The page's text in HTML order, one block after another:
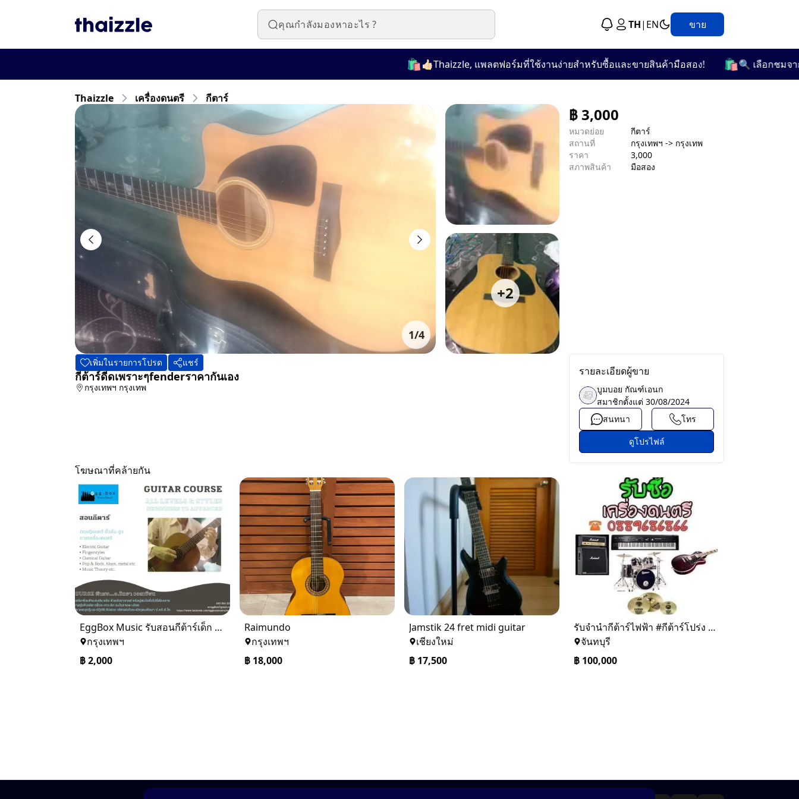
TH| EN ขาย
👍🏻Thaizzle, แพลตฟอร์มที่ใช้งานง่ายสำหรับซื้อและขายสินค้ามือสอง! 🛍️ 🔍 เลือกชมจากกว่า
Thaizzle เครื่องดนตรี กีตาร์
1/4
+2
฿3,000
หมวดย่อย
กีตาร์
สถานที่
กรุงเทพฯ -> กรุงเทพ
ราคา
3,000
สภาพสินค้า
มือสอง
เพิ่มในรายการโปรด แชร์
กีต้าร์ดีดเพราะๆfenderราคากันเอง
กรุงเทพฯ กรุงเทพ
รายละเอียดผู้ขาย
บูมบอย กัณฑ์เอนก
สมาชิกตั้งแต่ 30/08/2024
สนทนา
โทร
ดูโปรไฟล์
โฆษณาที่คล้ายกัน
EggBox Music รับสอนกีต้าร์เด็ก ผู้ใหญ่ วัยเกษียณ 085-056-2519
กรุงเทพฯ
฿2,000
Raimundo
กรุงเทพฯ
฿ 18,000
Jamstik 24 fret midi guitar
เชียงใหม่
฿ 17,500
รับจำนำกีต้าร์ไฟฟ้า #กีต้าร์โปร่ง #เอฟเฟค #ร้านจำนำ #เปียโน #yamaha #kawai #กีต้าร์ไฟฟ้า #ตู้แอมป์ #คีย์บอร์ด #fender #gibson #ibanez #เอฟเฟคกีต้าร์ #กลองชุด #อุปกรณ์ดนตรี Line id n.99999999 ☎️0889686866
จันทบุรี
฿ 100,000